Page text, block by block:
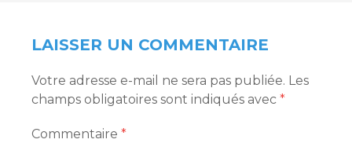
LAISSER UN COMMENTAIRE
Votre adresse e-mail ne sera pas publiée. Les
champs obligatoires sont indiqués avec *
Commentaire *